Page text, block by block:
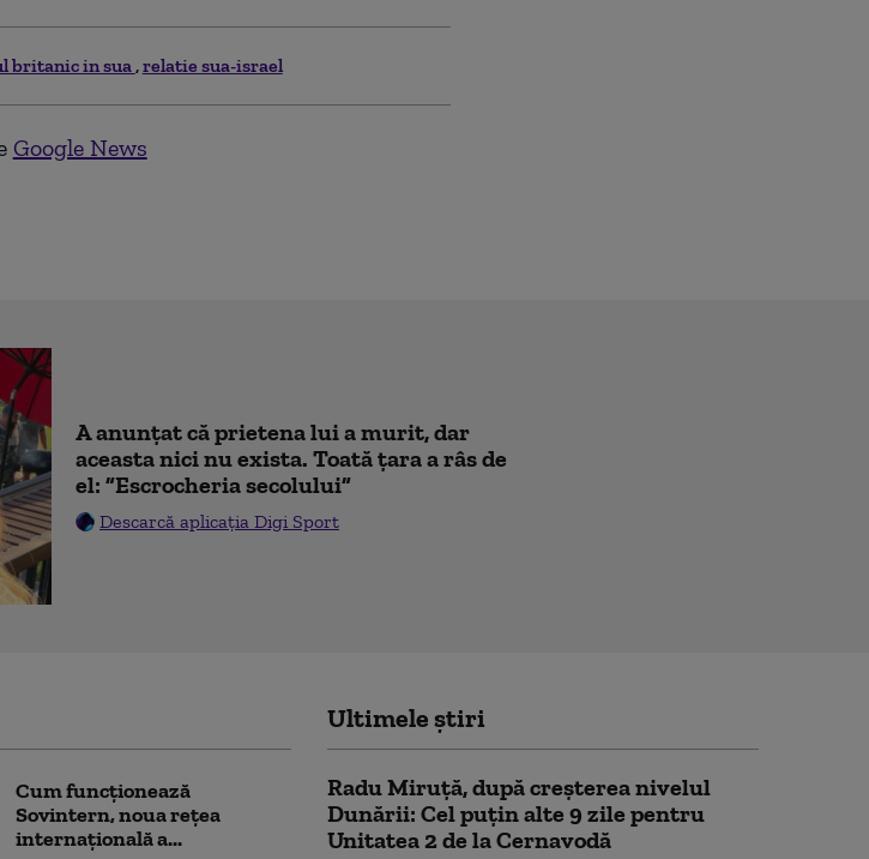
britanic in sua relatie sua-israel
Google News
A anunțat că prietena lui a murit, dar
aceasta nici nu exista. Toată țara a râs de
el: ”Escrocheria secolului”
Descarcă aplicația Digi Sport
Cum funcționează
Sovintern, noua rețea
internațională a...
Ultimele știri
Radu Miruță, după creșterea nivelul
Dunării: Cel puțin alte 9 zile pentru
Unitatea 2 de la Cernavodă